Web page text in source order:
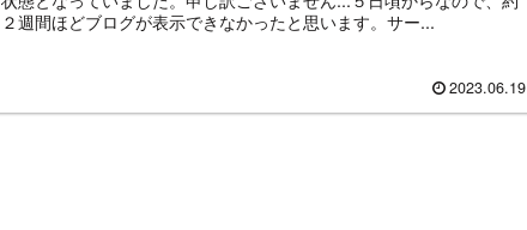
２週間ほどブログが表示できなかったと思います。サー...
2023.06.19